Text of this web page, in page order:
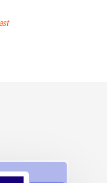
adhérent